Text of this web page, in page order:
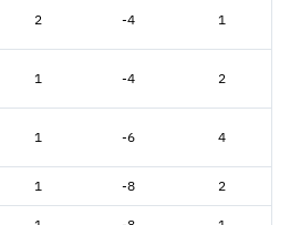
2 -4 1
1 -4 2
1 -6 4
1 -8 2